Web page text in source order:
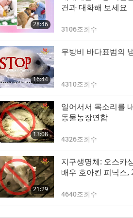
28:46
견과 대화해 보세요
3106조회수
16:44
무방비 바다표범의
4310조회수
13:08
일어서서 목소리를
동물농장연합
4326조회수
21:29
지구생명체: 오스카
배우 호아킨 피닉스,
4640조회수